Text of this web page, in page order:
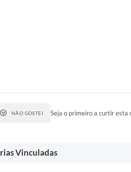
NÃO GOSTEI Seja o primeiro a curtir esta
Vinculadas